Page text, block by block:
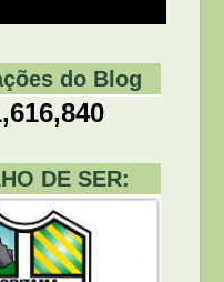
do Blog
DE SER: